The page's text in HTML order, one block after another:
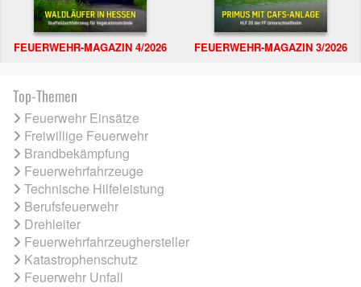
FEUERWEHR-MAGAZIN 4/2026 FEUERWEHR-MAGAZIN 3/2026
Top-Themen
Feuerwehr Einsätze
Freiwillige Feuerwehr
Brandbekämpfung
Feuerwehrfahrzeuge
Technische Hilfeleistung
Berufsfeuerwehr
Drehleiter
Feuerwehrfahrzeughersteller
Katastrophenschutz
Feuerwehr Unfall